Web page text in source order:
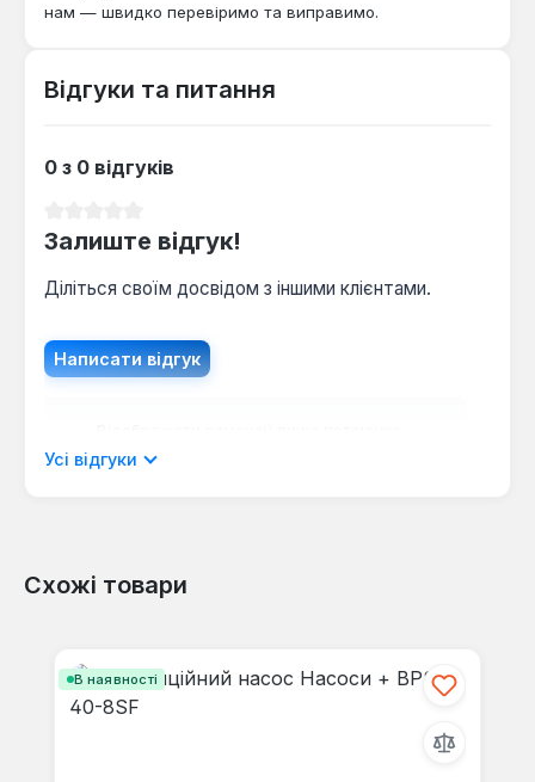
нам — швидко перевіримо та виправимо.
Відгуки та питання
0 з 0 відгуків
Залиште відгук!
Діліться своїм досвідом з іншими клієнтами.
Написати відгук
мовою.
Відгуків не знайдено. Поділіться
Усі відгуки
Схожі товари
В наявності